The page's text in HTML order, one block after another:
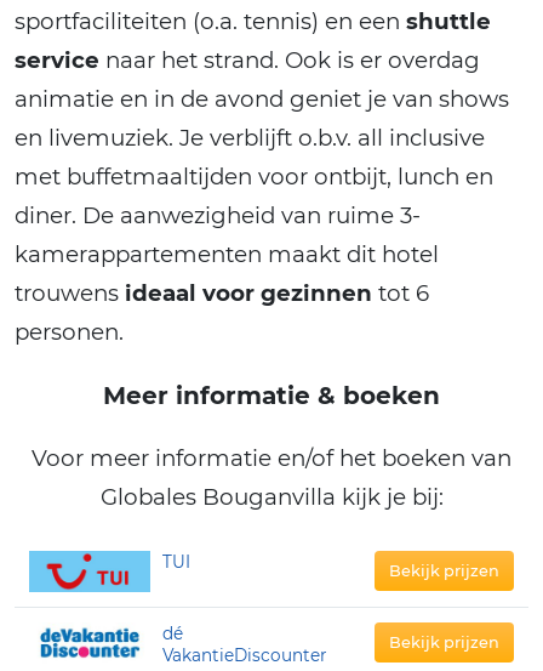
sportfaciliteiten (o.a. tennis) en een shuttle
service naar het strand. Ook is er overdag
animatie en in de avond geniet je van shows
en livemuziek. Je verblijft o.b.v. all inclusive
met buffetmaaltijden voor ontbijt, lunch en
diner. De aanwezigheid van ruime 3-
kamerappartementen maakt dit hotel
trouwens ideaal voor gezinnen tot 6
personen.
Meer informatie & boeken
Voor meer informatie en/of het boeken van
Globales Bouganvilla kijk je bij:
TUI Bekijk prijzen
dé
VakantieDiscounter
Bekijk prijzen